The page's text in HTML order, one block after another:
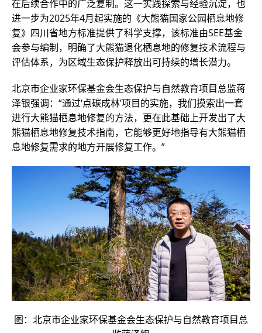
在后续合作中的广泛复制。这一实践探索与经验沉淀，也
进一步为2025年4月起实施的《大熊猫国家公园栖息地修
复》四川省地方标准提供了科学支撑，该标准由SEE基金
会参与编制，明确了大熊猫退化栖息地的修复技术流程与
评估体系，为区域生态保护释放出可持续的增长潜力。
北京市企业家环保基金会生态保护与自然教育项目总监蒋
泽银强调：“通过‘点碳成林’项目的实施，我们摸索出一套
进行大熊猫栖息地修复的方法，更在此基础上开发出了大
熊猫栖息地修复技术指南，它能够更好地指导有大熊猫栖
息地修复需求的地方开展修复工作。”
图：北京市企业家环保基金会生态保护与自然教育项目总